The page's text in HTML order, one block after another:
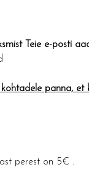
Teie e-posti
panna, et
perest on 5€ .